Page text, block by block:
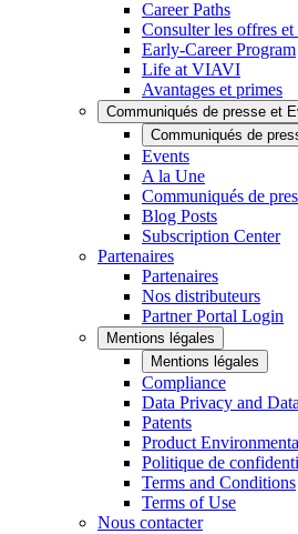
Career Paths
Consulter les offres et
Early-Career Program
Life at VIAVI
Avantages et primes
Communiqués de presse et
Communiqués de
Events
A la Une
Communiqués de
Blog Posts
Subscription Center
Partenaires
Partenaires
Nos distributeurs
Partner Portal Login
Mentions légales
Mentions légales
Compliance
Data Privacy and
Patents
Product
Politique de
Terms and Conditions
Terms of Use
Nous contacter